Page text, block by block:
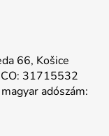
66, Košice
31715532
adószám: